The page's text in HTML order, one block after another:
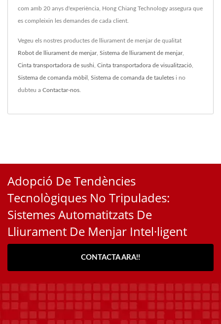
com amb 20 anys d'experiència, Hong Chiang Technology assegura que
es compleixin les demandes de cada client.
Vegeu els nostres productes de lliurament de menjar de qualitat
Robot de lliurament de menjar, Sistema de lliurament de menjar,
Cinta transportadora de sushi Cinta transportadora de visualització
Sistema de comanda mòbil Sistema de comanda de tauletes i no
dubteu a Contactar-nos
Adopció De Tendències
Tecnològiques No Tripulades:
Sistemes Automatitzats De
Lliurament De Menjar Intel·ligent
CONTACTA ARA!!